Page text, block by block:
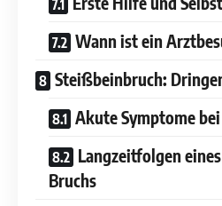
Wann ist ein
Steißbeinbruch:
Akute Symptome
Langzeitfolgen
Bruchs